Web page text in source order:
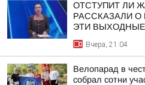
ОТСТУПИТ ЛИ
РАССКАЗАЛИ О
ЭТИ ВЫХОДНЫЕ
Вчера, 21:04
Велопарад в
собрал сотни